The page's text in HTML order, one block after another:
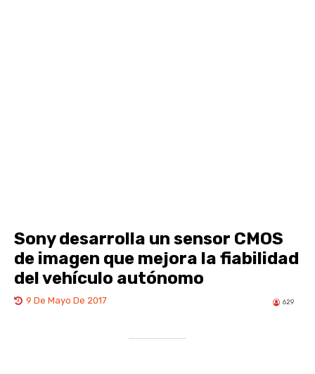
Sony desarrolla un sensor CMOS
de imagen que mejora la fiabilidad
del vehículo autónomo
9 De Mayo De 2017 629